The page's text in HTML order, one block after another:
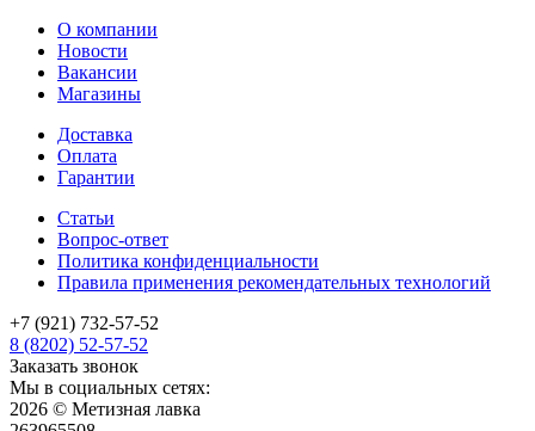
О компании
Новости
Вакансии
Магазины
Доставка
Оплата
Гарантии
Статьи
Вопрос-ответ
Политика конфиденциальности
Правила применения рекомендательных технологий
+7 (921) 732-57-52
8 (8202) 52-57-52
Заказать звонок
Мы в социальных сетях:
2026 © Метизная лавка